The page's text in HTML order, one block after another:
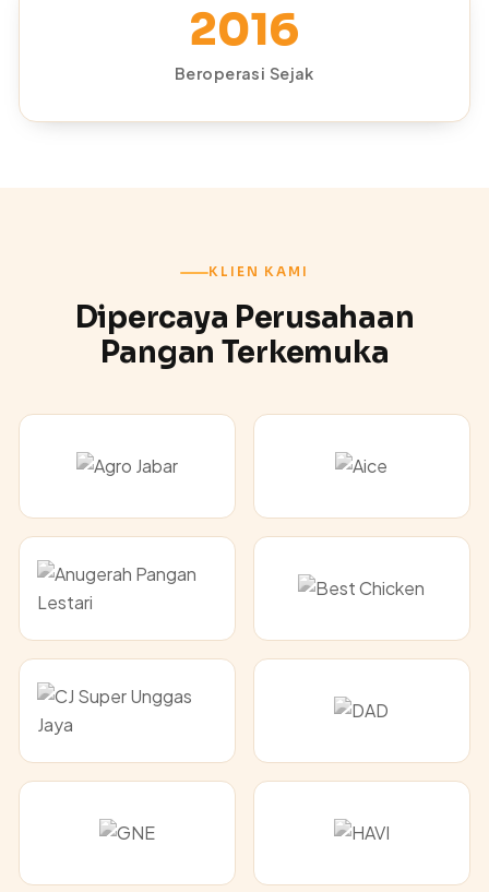
2016
Beroperasi Sejak
KLIEN KAMI
Dipercaya Perusahaan
Pangan Terkemuka